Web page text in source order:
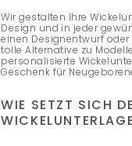
Wir gestalten Ihre
Design und in jeder
einen Designentwurf
tolle Alternative zu
personalisierte
Geschenk für
WIE SETZT SICH